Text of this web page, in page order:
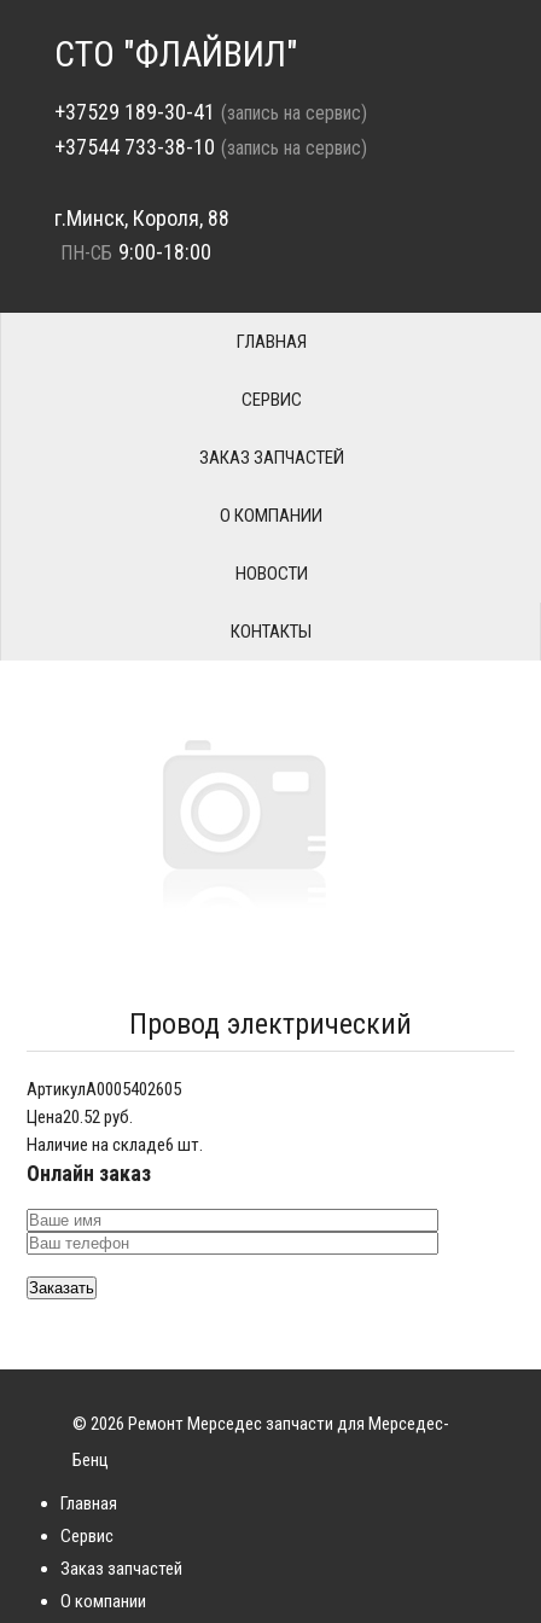
СТО "ФЛАЙВИЛ"
+37529 189-30-41 (запись на сервис)
+37544 733-38-10 (запись на сервис)
г.Минск, Короля, 88
ПН-СБ 9:00-18:00
ГЛАВНАЯ
СЕРВИС
ЗАКАЗ ЗАПЧАСТЕЙ
О КОМПАНИИ
НОВОСТИ
КОНТАКТЫ
Провод электрический
АртикулA0005402605
Цена20.52 руб.
Наличие на складе6 шт.
Онлайн заказ
© 2026 Ремонт Мерседес запчасти для Мерседес-
Бенц
Главная
Сервис
Заказ запчастей
О компании